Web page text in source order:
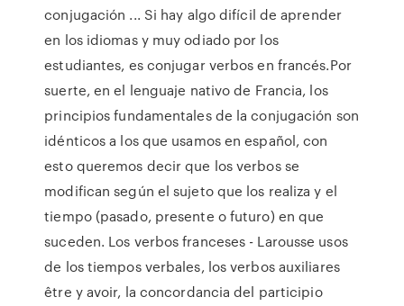
conjugación ... Si hay algo difícil de aprender
en los idiomas y muy odiado por los
estudiantes, es conjugar verbos en francés.Por
suerte, en el lenguaje nativo de Francia, los
principios fundamentales de la conjugación son
idénticos a los que usamos en español, con
esto queremos decir que los verbos se
modifican según el sujeto que los realiza y el
tiempo (pasado, presente o futuro) en que
suceden. Los verbos franceses - Larousse usos
de los tiempos verbales, los verbos auxiliares
être y avoir, la concordancia del participio